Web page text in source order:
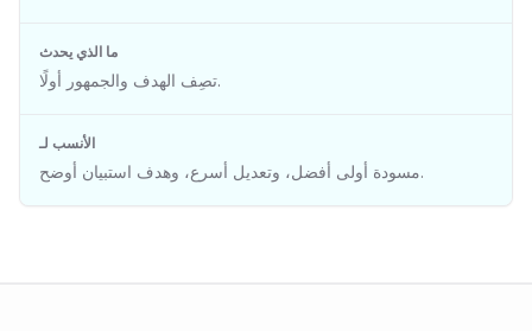
ما الذي يحدث
تصِف الهدف والجمهور أولًا.
الأنسب لـ
مسودة أولى أفضل، وتعديل أسرع، وهدف استبيان أوضح.